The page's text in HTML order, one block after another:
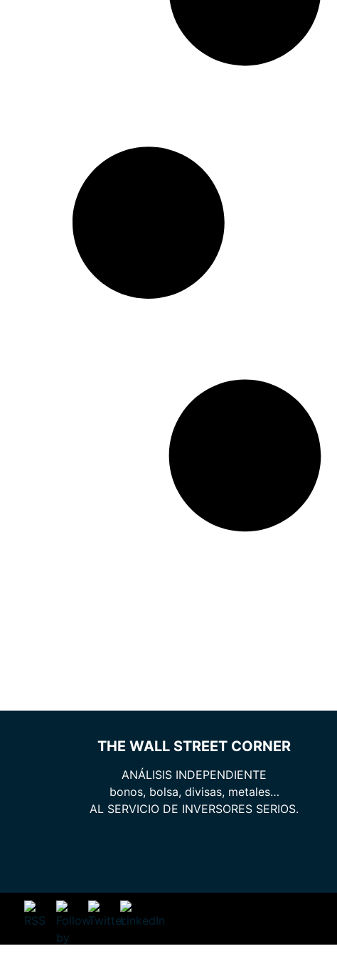
THE WALL STREET CORNER
ANÁLISIS INDEPENDIENTE
bonos, bolsa, divisas, metales…
AL SERVICIO DE INVERSORES SERIOS.